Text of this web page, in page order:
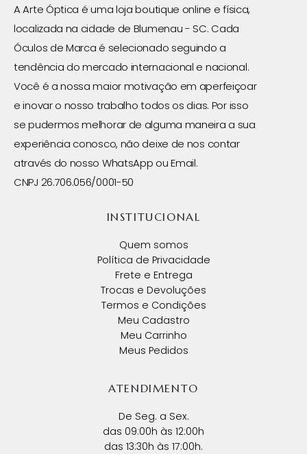
A Arte Óptica é uma loja boutique online e física,
localizada na cidade de Blumenau - SC. Cada
Óculos de Marca é selecionado seguindo a
tendência do mercado internacional e nacional.
Você é a nossa maior motivação em aperfeiçoar
e inovar o nosso trabalho todos os dias. Por isso
se pudermos melhorar de alguma maneira a sua
experiência conosco, não deixe de nos contar
através do nosso WhatsApp ou Email.
CNPJ 26.706.056/0001-50
INSTITUCIONAL
Quem somos
Política de Privacidade
Frete e Entrega
Trocas e Devoluções
Termos e Condições
Meu Cadastro
Meu Carrinho
Meus Pedidos
ATENDIMENTO
De Seg. a Sex.
das 09:00h às 12:00h
das 13:30h às 17:00h.